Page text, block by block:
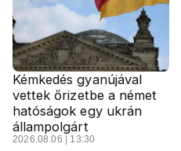
Kémkedés gyanújával
vettek őrizetbe a német
hatóságok egy ukrán
állampolgárt
2026.08.06 | 13:30